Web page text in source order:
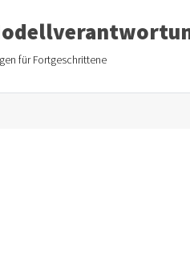
für Fortgeschrittene